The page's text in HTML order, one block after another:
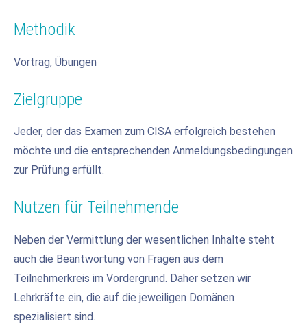
Methodik
Vortrag, Übungen
Zielgruppe
Jeder, der das Examen zum CISA erfolgreich bestehen
möchte und die entsprechenden Anmeldungsbedingungen
zur Prüfung erfüllt.
Nutzen für Teilnehmende
Neben der Vermittlung der wesentlichen Inhalte steht
auch die Beantwortung von Fragen aus dem
Teilnehmerkreis im Vordergrund. Daher setzen wir
Lehrkräfte ein, die auf die jeweiligen Domänen
spezialisiert sind.